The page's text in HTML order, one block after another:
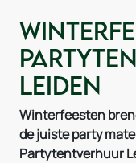
Leiden
Winterfeesten
de juiste party
Partytentverhuur